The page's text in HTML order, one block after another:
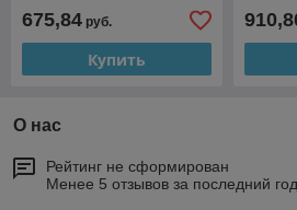
675,84 руб.
Купить
О нас
Рейтинг не сформирован
Менее 5 отзывов за последний год